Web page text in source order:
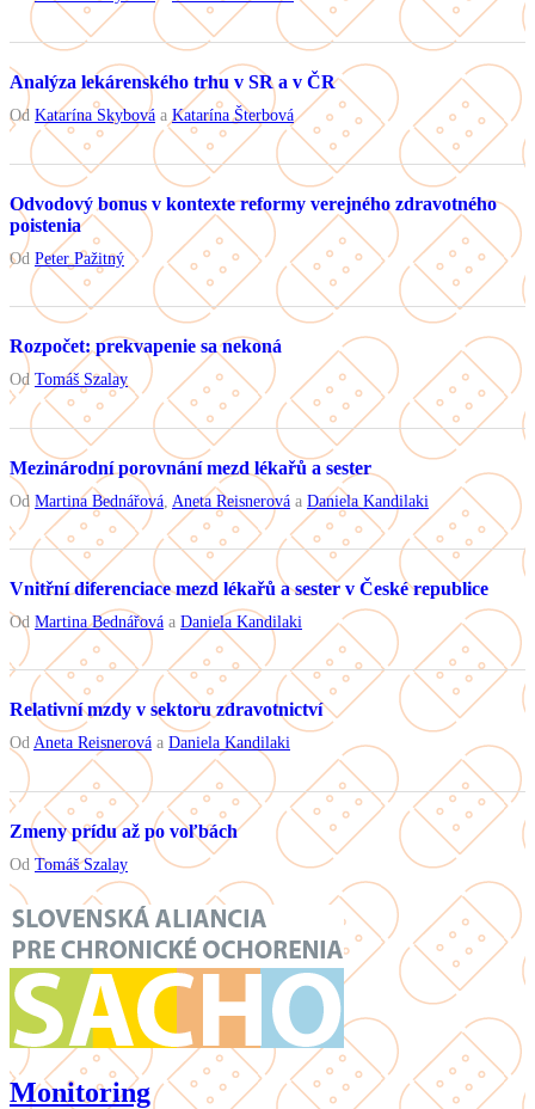
Analýza lekárenského trhu v SR a v ČR
Od Katarína Skybová a Katarína Šterbová
Odvodový bonus v kontexte reformy verejného zdravotného
poistenia
Od Peter Pažitný
Rozpočet: prekvapenie sa nekoná
Od Tomáš Szalay
Mezinárodní porovnání mezd lékařů a sester
Od Martina Bednářová Aneta Reisnerová a Daniela Kandilaki
Vnitřní diferenciace mezd lékařů a sester v České republice
Od Martina Bednářová a Daniela Kandilaki
Relativní mzdy v sektoru zdravotnictví
OdAneta Reisnerová a Daniela Kandilaki
Zmeny prídu až po voľbách
Od Tomáš Szalay
Monitoring